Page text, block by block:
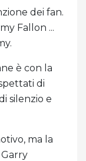
dei fan.
Fallon ...
è con la
di
silenzio e
ma la